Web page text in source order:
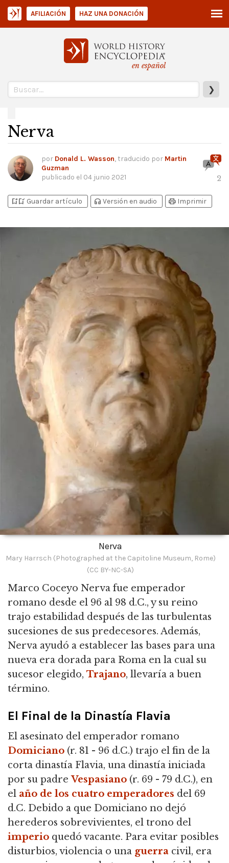
en español
❯
AFILIACIÓN HAZ UNA DONACIÓN
Nerva
por Donald L. Wasson, traducido por Martin
Guzman
publicado el 04 junio 2021 2
bookmark_addbookmark_added Guardar artículo headphones Versión en audio print Imprimir
Nerva
Mary Harrsch (Photographed at the Capitoline Museum, Rome)
(CC BY-NC-SA)
Marco Coceyo Nerva fue emperador
romano desde el 96 al 98 d.C., y su reino
trajo estabilidad después de las turbulentas
sucesiones de sus predecesores. Además,
Nerva ayudó a establecer las bases para una
nueva era dorada para Roma en la cual su
sucesor elegido, Trajano, llevaría a buen
término.
El Final de la Dinastía Flavia
El asesinato del emperador romano
Domiciano (r. 81 - 96 d.C.) trajo el fin de la
corta dinastía Flavia, una dinastía iniciada
por su padreVespasiano (r. 69 - 79 d.C.), en
el año de los cuatro emperadores del 69
d.C. Debido a que Domiciano no dejó
herederos sobrevivientes, el trono del
imperio quedó vacante. Para evitar posibles
disturbios, violencia o una guerra civil, era